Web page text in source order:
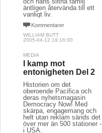
äntligen återvända till ett
vanligt liv.
Kommentarer
WILLIAM BUTT
2005-04-12 19:16:00
MEDIA
I kamp mot
entonigheten Del 2
Historien om det
oberoende Pacifica och
deras nyhetsmagasin
Democracy Now! Med
skärpa, engagemang och
helt utan reklam sänds det
över mer än 500 stationer -
i USA.